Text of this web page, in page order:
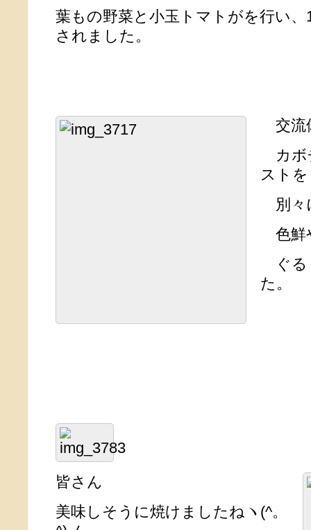
葉もの野菜と小玉トマトがを行い
されました。
交流
カボ
ストを
別々
色鮮
ぐる
た。
皆さん
美味しそうに焼けましたねヽ(^。